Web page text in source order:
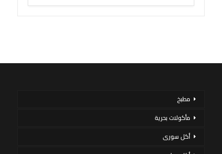
مطبخ
مأكولات بحرية
أكل سورى